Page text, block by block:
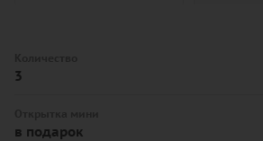
3
в подарок